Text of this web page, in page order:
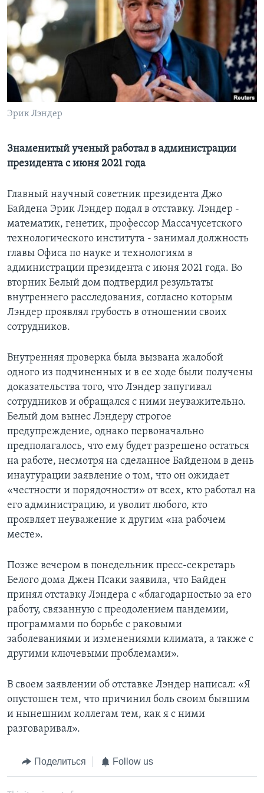
Learning English
СОЦИАЛЬНЫЕ СЕТИ
Языки
Эрик Лэндер
Знаменитый ученый работал в администрации
президента с июня 2021 года
Главный научный советник президента Джо
Байдена Эрик Лэндер подал в отставку. Лэндер -
математик, генетик, профессор Массачусетского
технологического института - занимал должность
главы Офиса по науке и технологиям в
администрации президента с июня 2021 года. Во
вторник Белый дом подтвердил результаты
внутреннего расследования, согласно которым
Лэндер проявлял грубость в отношении своих
сотрудников.
Внутренняя проверка была вызвана жалобой
одного из подчиненных и в ее ходе были получены
доказательства того, что Лэндер запугивал
сотрудников и обращался с ними неуважительно.
Белый дом вынес Лэндеру строгое
предупреждение, однако первоначально
предполагалось, что ему будет разрешено остаться
на работе, несмотря на сделанное Байденом в день
инаугурации заявление о том, что он ожидает
«честности и порядочности» от всех, кто работал на
его администрацию, и уволит любого, кто
проявляет неуважение к другим «на рабочем
месте».
Позже вечером в понедельник пресс-секретарь
Белого дома Джен Псаки заявила, что Байден
принял отставку Лэндера с «благодарностью за его
работу, связанную с преодолением пандемии,
программами по борьбе с раковыми
заболеваниями и изменениями климата, а также с
другими ключевыми проблемами».
В своем заявлении об отставке Лэндер написал: «Я
опустошен тем, что причинил боль своим бывшим
и нынешним коллегам тем, как я с ними
разговаривал».
Поделиться Follow us